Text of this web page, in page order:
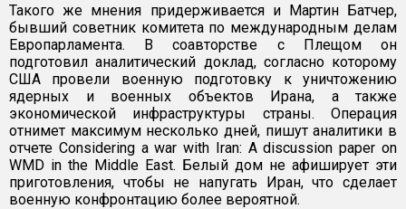
Такого же мнения придерживается и Мартин Батчер,
бывший советник комитета по международным делам
Европарламента. В соавторстве с Плещом он
подготовил аналитический доклад, согласно которому
США провели военную подготовку к уничтожению
ядерных и военных объектов Ирана, а также
экономической инфраструктуры страны. Операция
отнимет максимум несколько дней, пишут аналитики в
отчете Considering a war with Iran: A discussion paper on
WMD in the Middle East. Белый дом не афиширует эти
приготовления, чтобы не напугать Иран, что сделает
военную конфронтацию более вероятной.